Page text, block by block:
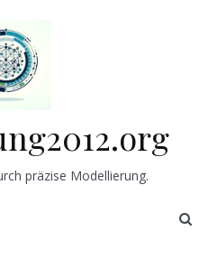
präzise Modellierung.